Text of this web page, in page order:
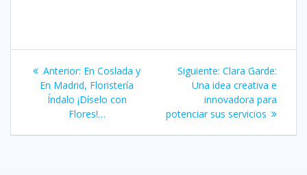
Navegación
entradas
Anterior: Entrada
anterior:
En Coslada y
En Madrid, Floristería
Índalo ¡Díselo con
Flores!…
Siguiente: Siguiente
entrada:
Clara Garde:
Una idea creativa e
innovadora para
potenciar sus servicios